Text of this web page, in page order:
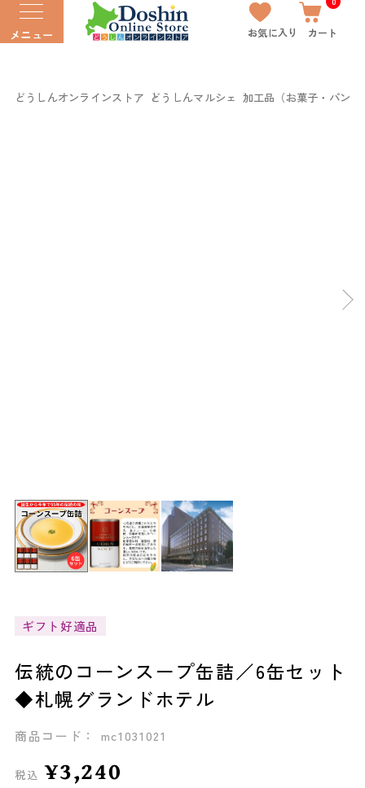
メニュー お気に入り カート
どうしんオンラインストア どうしんマルシェ 加工品（お菓子・パン以
ギフト好適品
伝統のコーンスープ缶詰／6缶セット
◆札幌グランドホテル
商品コード： mc1031021
税込 ¥3,240